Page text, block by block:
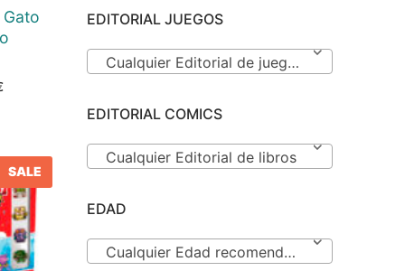
El
SALE
EDITORIAL JUEGOS
Cualquier Editorial de juegos
EDITORIAL COMICS
Cualquier Editorial de libros
EDAD
Cualquier Edad recomendada